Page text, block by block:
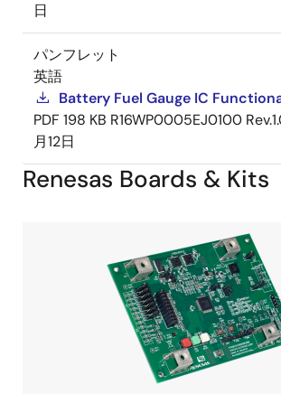
日
パンフレット
英語
Battery Fuel Gauge IC
PDF 198 KB R16WP0005EJ0100
月12日
Renesas Boards & Kits